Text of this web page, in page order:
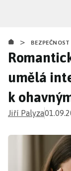
obsahu
> BEZPEČNOST
umělá
k
Jiří Palyza